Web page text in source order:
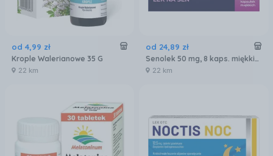
od 4,99 zł
Krople Walerianowe 35 G
22 km
od 24,89 zł
Senolek 50 mg, 8 kaps. miękkich
22 km